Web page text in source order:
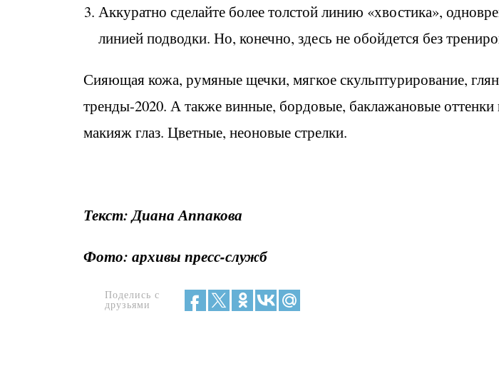
Аккуратно сделайте более толстой линию «хвостика»,
линией подводки. Но, конечно, здесь не обойдется без
Сияющая кожа, румяные щечки, мягкое скульптурирование,
тренды-2020. А также винные, бордовые, баклажановые
макияж глаз. Цветные, неоновые стрелки.
Текст: Диана Аппакова
Фото: архивы пресс-служб
Поделись с
друзьями